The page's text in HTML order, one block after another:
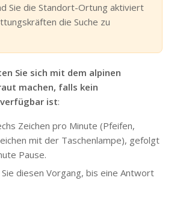
Sie die Standort-Ortung aktiviert
die Suche zu
Sie sich mit dem alpinen
machen, falls kein
ist:
Zeichen pro Minute (Pfeifen,
mit der Taschenlampe), gefolgt
Pause.
diesen Vorgang, bis eine Antwort